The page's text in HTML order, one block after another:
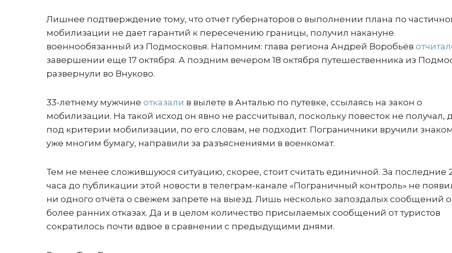
Лишнее подтверждение тому, что отчет губернаторов о выполнении плана по
мобилизации не дает гарантий к пересечению границы, получил накануне
военнообязанный из Подмосковья. Напомним: глава региона Андрей Воробьёв
завершении еще 17 октября. А поздним вечером 18 октября путешественника из
развернули во Внуково.
33-летнему мужчине отказали в вылете в Анталью по путевке, ссылаясь на закон о
мобилизации. На такой исход он явно не рассчитывал, поскольку повесток не получал,
под критерии мобилизации, по его словам, не подходит. Пограничники вручили
уже многим бумагу, направили за разъяснениями в военкомат.
Тем не менее сложившуюся ситуацию, скорее, стоит считать единичной. За последние
часа до публикации этой новости в телеграм-канале «Пограничный контроль» не
ни одного отчёта о свежем запрете на выезд. Лишь несколько запоздалых сообщений о
более ранних отказах. Да и в целом количество присылаемых сообщений от туристов
сократилось почти вдвое в сравнении с предыдущими днями.